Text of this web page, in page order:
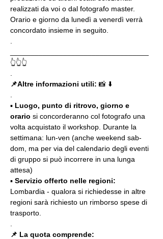
realizzati da voi o dal fotografo master.
Orario e giorno da lunedì a venerdì verrà
concordato insieme in seguito.
👆👆👆
📌Altre informazioni utili: 📸 ⬇️
▪️ Luogo, punto di ritrovo, giorno e
orario si concorderanno col fotografo una
volta acquistato il workshop. Durante la
settimana: lun-ven (anche weekend sab-
dom, ma per via del calendario degli eventi
di gruppo si può incorrere in una lunga
attesa)
▪️ Servizio offerto nelle regioni:
Lombardia - qualora si richiedesse in altre
regioni sarà richiesto un rimborso spese di
trasporto.
📌 La quota comprende: